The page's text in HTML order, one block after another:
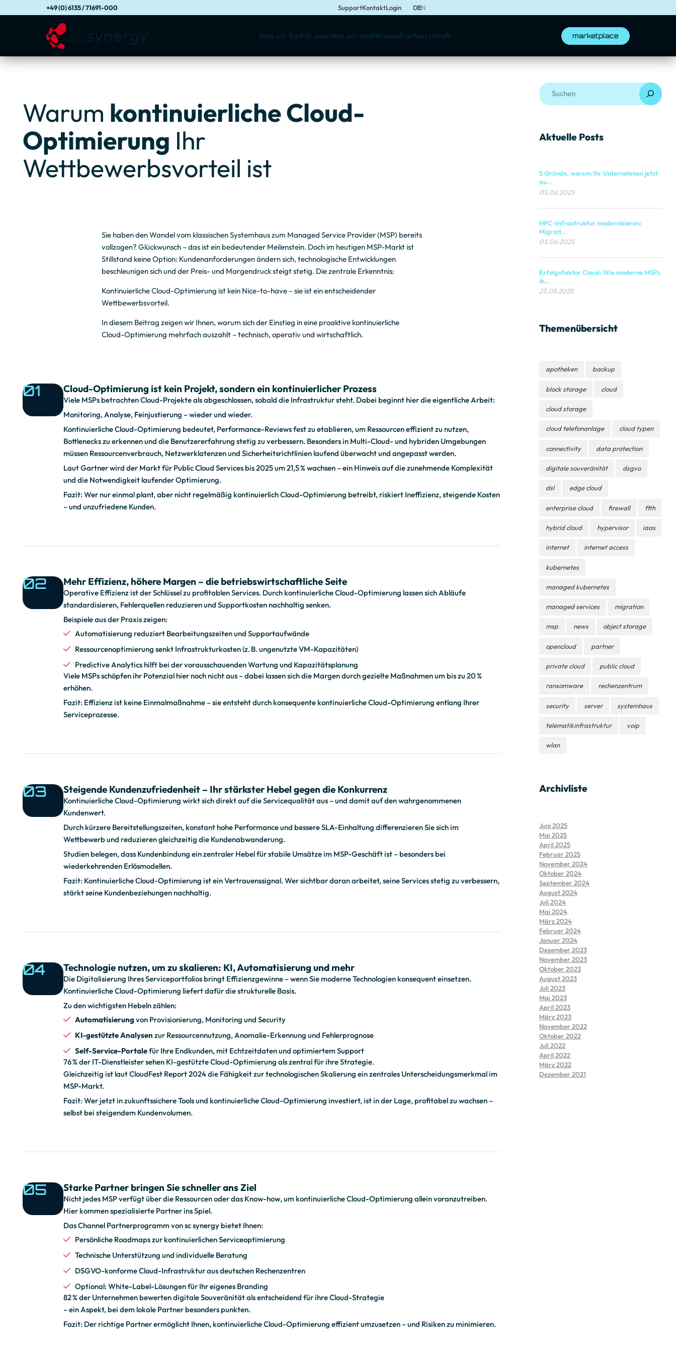
+49 (0) 6135 / 71691-000 SupportKontaktLogin DEEN
Was wir tunFür wenWer wir sindWissenPartnerschaft marketplace
W
a
r
t
i
e
h
e
o
u
t
i
Warum kontinuierliche Cloud-
Optimierung Ihr
Wettbewerbsvorteil ist
Sie haben den Wandel vom klassischen Systemhaus zum Managed Service Provider (MSP) bereits
vollzogen? Glückwunsch – das ist ein bedeutender Meilenstein. Doch im heutigen MSP-Markt ist
Stillstand keine Option: Kundenanforderungen ändern sich, technologische Entwicklungen
beschleunigen sich und der Preis- und Margendruck steigt stetig. Die zentrale Erkenntnis:
Kontinuierliche Cloud-Optimierung ist kein Nice-to-have – sie ist ein entscheidender
Wettbewerbsvorteil.
In diesem Beitrag zeigen wir Ihnen, warum sich der Einstieg in eine proaktive kontinuierliche
Cloud-Optimierung mehrfach auszahlt – technisch, operativ und wirtschaftlich.
01 Cloud-Optimierung ist kein Projekt, sondern ein kontinuierlicher Prozess
Viele MSPs betrachten Cloud-Projekte als abgeschlossen, sobald die Infrastruktur steht. Dabei beginnt hier die eigentliche Arbeit:
Monitoring, Analyse, Feinjustierung – wieder und wieder.
Kontinuierliche Cloud-Optimierung bedeutet, Performance-Reviews fest zu etablieren, um Ressourcen effizient zu nutzen,
Bottlenecks zu erkennen und die Benutzererfahrung stetig zu verbessern. Besonders in Multi-Cloud- und hybriden Umgebungen
müssen Ressourcenverbrauch, Netzwerklatenzen und Sicherheitsrichtlinien laufend überwacht und angepasst werden.
Laut Gartner wird der Markt für Public Cloud Services bis 2025 um 21,5 % wachsen – ein Hinweis auf die zunehmende Komplexität
und die Notwendigkeit laufender Optimierung.
Fazit: Wer nur einmal plant, aber nicht regelmäßig kontinuierlich Cloud-Optimierung betreibt, riskiert Ineffizienz, steigende Kosten
– und unzufriedene Kunden.
02 Mehr Effizienz, höhere Margen – die betriebswirtschaftliche Seite
Operative Effizienz ist der Schlüssel zu profitablen Services. Durch kontinuierliche Cloud-Optimierung lassen sich Abläufe
standardisieren, Fehlerquellen reduzieren und Supportkosten nachhaltig senken.
Beispiele aus der Praxis zeigen:
Automatisierung reduziert Bearbeitungszeiten und Supportaufwände
Ressourcenoptimierung senkt Infrastrukturkosten (z. B. ungenutzte VM-Kapazitäten)
Predictive Analytics hilft bei der vorausschauenden Wartung und Kapazitätsplanung
Viele MSPs schöpfen ihr Potenzial hier noch nicht aus – dabei lassen sich die Margen durch gezielte Maßnahmen um bis zu 20 %
erhöhen.
Fazit: Effizienz ist keine Einmalmaßnahme – sie entsteht durch konsequente kontinuierliche Cloud-Optimierung entlang Ihrer
Serviceprozesse.
03 Steigende Kundenzufriedenheit – Ihr stärkster Hebel gegen die Konkurrenz
Kontinuierliche Cloud-Optimierung wirkt sich direkt auf die Servicequalität aus – und damit auf den wahrgenommenen
Kundenwert.
Durch kürzere Bereitstellungszeiten, konstant hohe Performance und bessere SLA-Einhaltung differenzieren Sie sich im
Wettbewerb und reduzieren gleichzeitig die Kundenabwanderung.
Studien belegen, dass Kundenbindung ein zentraler Hebel für stabile Umsätze im MSP-Geschäft ist – besonders bei
wiederkehrenden Erlösmodellen.
Fazit: Kontinuierliche Cloud-Optimierung ist ein Vertrauenssignal. Wer sichtbar daran arbeitet, seine Services stetig zu verbessern,
stärkt seine Kundenbeziehungen nachhaltig.
04 Technologie nutzen, um zu skalieren: KI, Automatisierung und mehr
Die Digitalisierung Ihres Serviceportfolios bringt Effizienzgewinne – wenn Sie moderne Technologien konsequent einsetzen.
Kontinuierliche Cloud-Optimierung liefert dafür die strukturelle Basis.
Zu den wichtigsten Hebeln zählen:
Automatisierung von Provisionierung, Monitoring und Security
KI-gestützte Analysen zur Ressourcennutzung, Anomalie-Erkennung und Fehlerprognose
Self-Service-Portalefür Ihre Endkunden, mit Echtzeitdaten und optimiertem Support
76 % der IT-Dienstleister sehen KI-gestützte Cloud-Optimierung als zentral für ihre Strategie.
Gleichzeitig ist laut CloudFest Report 2024 die Fähigkeit zur technologischen Skalierung ein zentrales Unterscheidungsmerkmal im
MSP-Markt.
Fazit: Wer jetzt in zukunftssichere Tools und kontinuierliche Cloud-Optimierung investiert, ist in der Lage, profitabel zu wachsen –
selbst bei steigendem Kundenvolumen.
05 Starke Partner bringen Sie schneller ans Ziel
Nicht jedes MSP verfügt über die Ressourcen oder das Know-how, um kontinuierliche Cloud-Optimierung allein voranzutreiben.
Hier kommen spezialisierte Partner ins Spiel.
Das Channel Partnerprogramm von sc synergy bietet Ihnen:
Persönliche Roadmaps zur kontinuierlichen Serviceoptimierung
Technische Unterstützung und individuelle Beratung
DSGVO-konforme Cloud-Infrastruktur aus deutschen Rechenzentren
Optional: White-Label-Lösungen für Ihr eigenes Branding
82 % der Unternehmen bewerten digitale Souveränität als entscheidend für ihre Cloud-Strategie​
– ein Aspekt, bei dem lokale Partner besonders punkten.
Fazit: Der richtige Partner ermöglicht Ihnen, kontinuierliche Cloud-Optimierung effizient umzusetzen – und Risiken zu minimieren.
Aktuelle Posts
5 Gründe, warum Ihr Unternehmen jetzt
au...
05.06.2025
HPC-Infrastruktur modernisieren:
Migrati...
03.06.2025
Erfolgsfaktor Cloud: Wie moderne MSPs
ih...
23.05.2025
Themenübersicht
apotheken backup
block storage cloud
cloud storage
cloud telefonanlage cloud typen
connectivity data protection
digitale souveränität dsgvo
dsl edge cloud
enterprise cloud firewall ftth
hybrid cloud hypervisor iaas
internet internet access
kubernetes
managed kubernetes
managed services migration
msp news object storage
opencloud partner
private cloud public cloud
ransomware rechenzentrum
security server systemhaus
telematikinfrastruktur voip
wlan
Archivliste
Juni 2025
Mai 2025
April 2025
Februar 2025
November 2024
Oktober 2024
September 2024
August 2024
Juli 2024
Mai 2024
März 2024
Februar 2024
Januar 2024
Dezember 2023
November 2023
Oktober 2023
August 2023
Juli 2023
Mai 2023
April 2023
März 2023
November 2022
Oktober 2022
Juli 2022
April 2022
März 2022
Dezember 2021